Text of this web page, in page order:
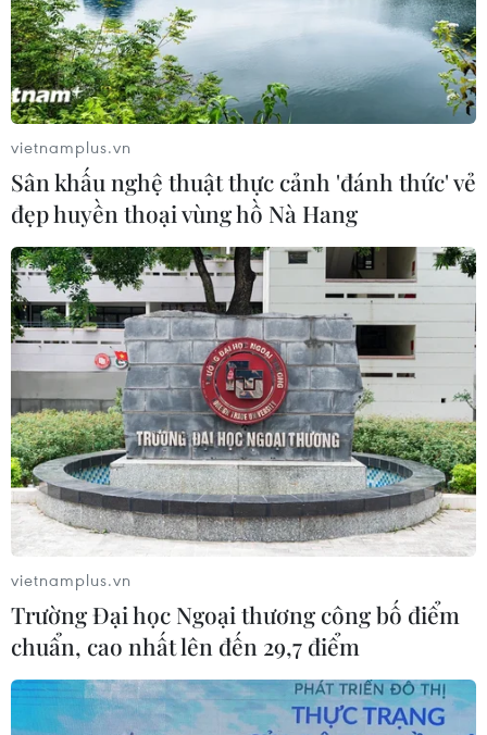
vietnamplus.vn
Sân khấu nghệ thuật thực cảnh 'đánh thức' vẻ
đẹp huyền thoại vùng hồ Nà Hang
vietnamplus.vn
Trường Đại học Ngoại thương công bố điểm
chuẩn, cao nhất lên đến 29,7 điểm